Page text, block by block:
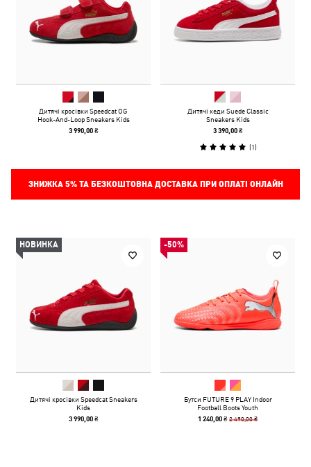
Дитячі кросівки Speedcat OG
Hook-And-Loop Sneakers Kids
3 990,00 ₴
Дитячі кеди Suede Classic
Sneakers Kids
3 390,00 ₴
(1)
ЗНИЖКА 5%ТА БЕЗКОШТОВНА ДОСТАВКА ПРИ ОПЛАТІ ОНЛАЙН
НОВИНКА
Дитячі кросівки Speedcat Sneakers
Kids
3 990,00 ₴
-50%
Бутси FUTURE 9 PLAY Indoor
Football Boots Youth
1 240,00 ₴2 490,00 ₴